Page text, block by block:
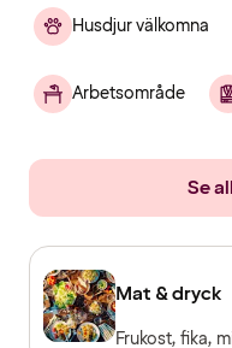
Husdjur välkomna
Arbetsområde
Se
Mat & dryck
Frukost, fika,